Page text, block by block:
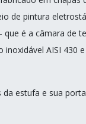
de pintura
que é a câmara de
inoxidável AISI 430
da estufa e sua